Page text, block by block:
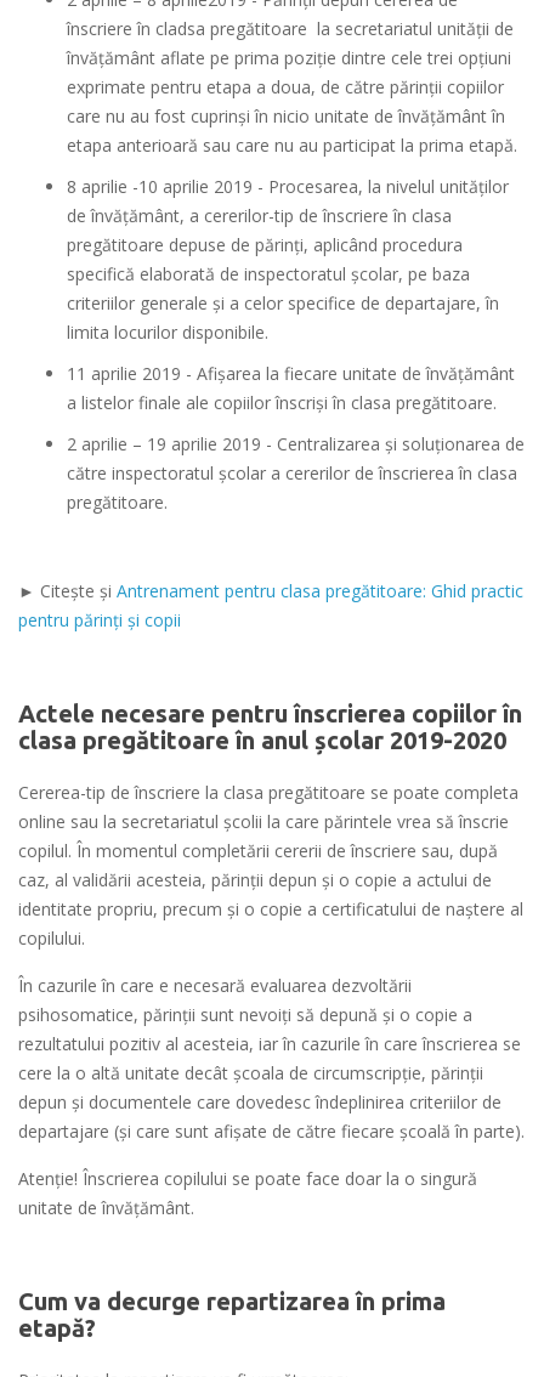
înscriere în cladsa pregătitoare la secretariatul unității de
învățământ aflate pe prima poziție dintre cele trei opțiuni
exprimate pentru etapa a doua, de către părinții copiilor
care nu au fost cuprinși în nicio unitate de învățământ în
etapa anterioară sau care nu au participat la prima etapă.
8 aprilie -10 aprilie 2019 - Procesarea, la nivelul unităților
de învățământ, a cererilor-tip de înscriere în clasa
pregătitoare depuse de părinți, aplicând procedura
specifică elaborată de inspectoratul școlar, pe baza
criteriilor generale și a celor specifice de departajare, în
limita locurilor disponibile.
11 aprilie 2019 - Afișarea la fiecare unitate de învățământ
a listelor finale ale copiilor înscriși în clasa pregătitoare.
2 aprilie – 19 aprilie 2019 - Centralizarea și soluționarea de
către inspectoratul școlar a cererilor de înscrierea în clasa
pregătitoare.
► Citește și Antrenament pentru clasa pregătitoare: Ghid practic
pentru părinți și copii
Actele necesare pentru înscrierea copiilor în
clasa pregătitoare în anul școlar 2019-2020
Cererea-tip de înscriere la clasa pregătitoare se poate completa
online sau la secretariatul școlii la care părintele vrea să înscrie
copilul. În momentul completării cererii de înscriere sau, după
caz, al validării acesteia, părinţii depun și o copie a actului de
identitate propriu, precum şi o copie a certificatului de naştere al
copilului.
În cazurile în care e necesară evaluarea dezvoltării
psihosomatice, părinţii sunt nevoiți să depună şi o copie a
rezultatului pozitiv al acesteia, iar în cazurile în care înscrierea se
cere la o altă unitate decât şcoala de circumscripţie, părinţii
depun și documentele care dovedesc îndeplinirea criteriilor de
departajare (și care sunt afișate de către fiecare școală în parte).
Atenţie! Înscrierea copilului se poate face doar la o singură
unitate de învăţământ.
Cum va decurge repartizarea în prima
etapă?